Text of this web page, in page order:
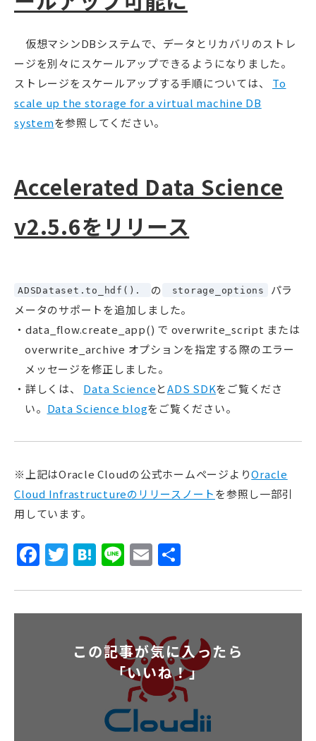
仮想マシンDBシステムで、データとリカバリのストレ
ージを別々にスケールアップできるようになりました。
ストレージをスケールアップする手順については、 To
scale up the storage for a virtual machine DB
systemを参照してください。
Accelerated Data Science
v2.5.6をリリース
ADSDataset.to_hdf() . の storage_options
パラ
メータのサポートを追加しました。
data_flow.create_app() で overwrite_script または
overwrite_archive オプションを指定する際のエラー
メッセージを修正しました。
詳しくは、 Data ScienceとADS SDKをご覧くださ
い。 Data Science blogをご覧ください。
※上記はOracle Cloudの公式ホームページよりOracle
Cloud Infrastructureのリリースノートを参照し一部引
用しています。
Facebook
Twitter
Hatena
LineEmail
この記事が気に入ったら
「いいね！」